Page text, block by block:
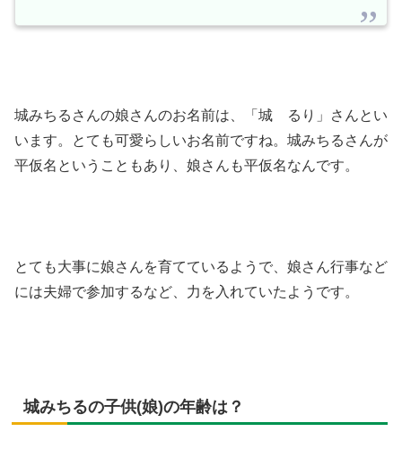
城みちるさんの娘さんのお名前は、「城 るり」さんとい
います。とても可愛らしいお名前ですね。城みちるさんが
平仮名ということもあり、娘さんも平仮名なんです。
とても大事に娘さんを育てているようで、娘さん行事など
には夫婦で参加するなど、力を入れていたようです。
城みちるの子供(娘)の年齢は？